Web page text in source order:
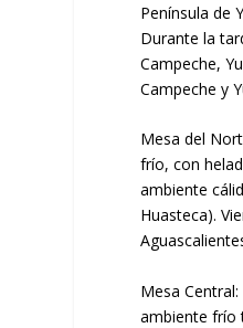
Península de
Durante la
Campeche,
Campeche y
Mesa del
frío, con
ambiente
Huasteca).
Mesa
ambiente frío